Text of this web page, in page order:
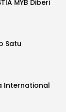
MYB Diberi
Satu
International